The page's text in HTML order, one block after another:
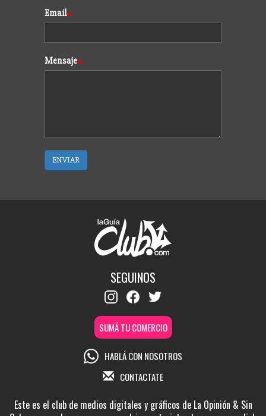
Email
Mensaje
ENVIAR
SEGUINOS
SUMÁ TU COMERCIO
HABLÁ CON NOSOTROS
CONTACTATE
Este es el club de medios digitales y gráficos de La Opinión & Sin